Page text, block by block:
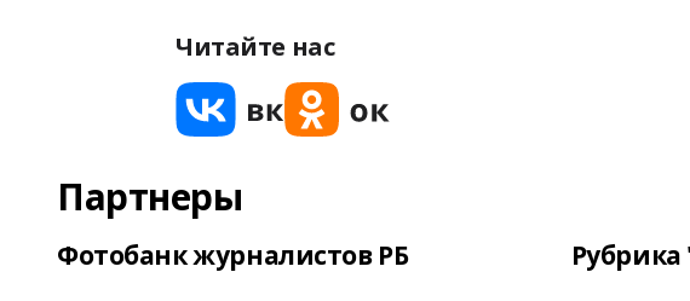
Читайте нас
Партнеры
Фотобанк журналистов РБ